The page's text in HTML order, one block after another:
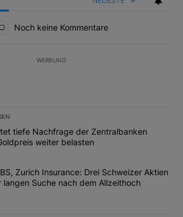
Noch keine Kommentare
WERBUNG
eine Liste der am meisten kommentierten
dem Titel "Unerwartet tiefe Nachfrage der
tiefe Nachfrage der Zentralbanken
weiter belasten
dem Titel "ABB, UBS, Zurich Insurance:
Zurich Insurance: Drei Schweizer Aktien
langen Suche nach dem Allzeithoch